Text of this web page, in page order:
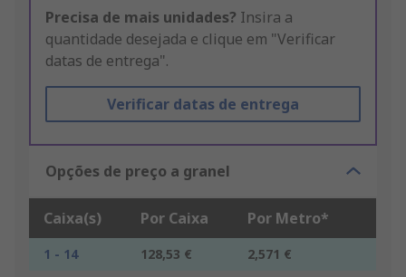
Precisa de mais unidades? Insira a
quantidade desejada e clique em "Verificar
datas de entrega".
Verificar datas de entrega
Opções de preço a granel
Caixa(s) Por Caixa Por Metro*
1 - 14 128,53 €
2,571 €